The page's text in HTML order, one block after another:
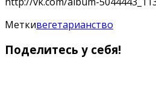
Меткивегетарианство
Поделитесь у себя!